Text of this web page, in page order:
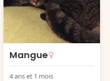
Mangue
4 ans et 1 mois